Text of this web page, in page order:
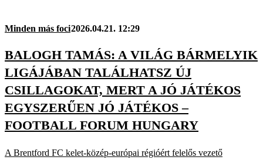
Minden más foci2026.04.21. 12:29
BALOGH TAMÁS: A VILÁG BÁRMELYIK
LIGÁJÁBAN TALÁLHATSZ ÚJ
CSILLAGOKAT, MERT A JÓ JÁTÉKOS
EGYSZERŰEN JÓ JÁTÉKOS –
FOOTBALL FORUM HUNGARY
A Brentford FC kelet-közép-európai régióért felelős vezető